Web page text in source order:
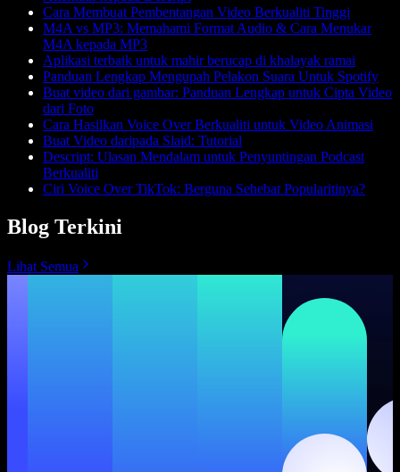
Cara Membuat Pembentangan Video Berkualiti Tinggi
M4A vs MP3: Memahami Format Audio & Cara Menukar
M4A kepada MP3
Aplikasi terbaik untuk mahir berucap di khalayak ramai
Panduan Lengkap Mengupah Pelakon Suara Untuk Spotify
Buat video dari gambar: Panduan Lengkap untuk Cipta Video
dari Foto
Cara Hasilkan Voice Over Berkualiti untuk Video Animasi
Buat Video daripada Slaid: Tutorial
Descript: Ulasan Mendalam untuk Penyuntingan Podcast
Berkualiti
Ciri Voice Over TikTok: Berguna Sehebat Popularitinya?
Blog Terkini
Lihat Semua